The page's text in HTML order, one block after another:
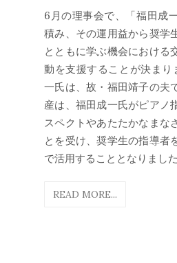
6月の理事会で、「福田成
積み、その運用益から奨学
とともに学ぶ機会における
動を支援することが決ま
一氏は、故・福田靖子の夫
産は、福田成一氏がピアノ
スペクトやあたたかなまな
とを受け、奨学生の指導者
で活用することとなりまし
READ MORE...